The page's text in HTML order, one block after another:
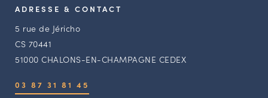
ADRESSE & CONTACT
5 rue de Jéricho
CS 70441
51000 CHALONS-EN-CHAMPAGNE CEDEX
03 87 31 81 45